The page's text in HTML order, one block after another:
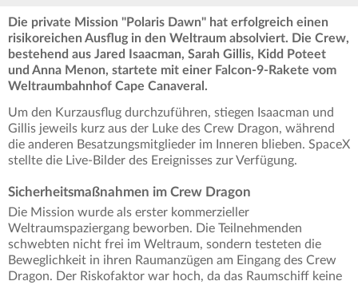
Die private Mission "Polaris Dawn" hat erfolgreich einen
risikoreichen Ausflug in den Weltraum absolviert. Die Crew,
bestehend aus Jared Isaacman, Sarah Gillis, Kidd Poteet
und Anna Menon, startete mit einer Falcon-9-Rakete vom
Weltraumbahnhof Cape Canaveral.
Um den Kurzausflug durchzuführen, stiegen Isaacman und
Gillis jeweils kurz aus der Luke des Crew Dragon, während
die anderen Besatzungsmitglieder im Inneren blieben. SpaceX
stellte die Live-Bilder des Ereignisses zur Verfügung.
Sicherheitsmaßnahmen im Crew Dragon
Die Mission wurde als erster kommerzieller
Weltraumspaziergang beworben. Die Teilnehmenden
schwebten nicht frei im Weltraum, sondern testeten die
Beweglichkeit in ihren Raumanzügen am Eingang des Crew
Dragon. Der Riskofaktor war hoch, da das Raumschiff keine